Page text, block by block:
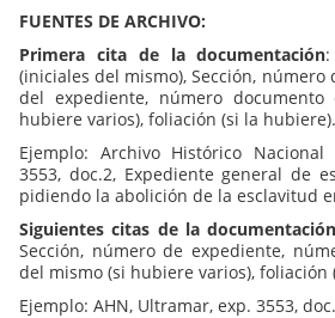
FUENTES DE ARCHIVO:
Primera cita de la documentación
(iniciales del mismo), Sección, número
del expediente, número
hubiere varios), foliación (si la hubiere).
Ejemplo: Archivo Histórico Nacional
3553, doc.2, Expediente general de
pidiendo la abolición de la esclavitud
Siguientes citas de la documentación
Sección, número de expediente,
del mismo (si hubiere varios), foliación
Ejemplo: AHN, Ultramar, exp. 3553,